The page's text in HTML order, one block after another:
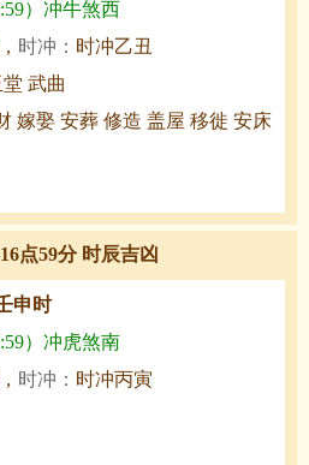
）冲牛煞西
时冲： 时冲乙丑
武曲
嫁娶 安葬 修造 盖屋 移徙 安床
点59分 时辰吉凶
申时
）冲虎煞南
时冲： 时冲丙寅